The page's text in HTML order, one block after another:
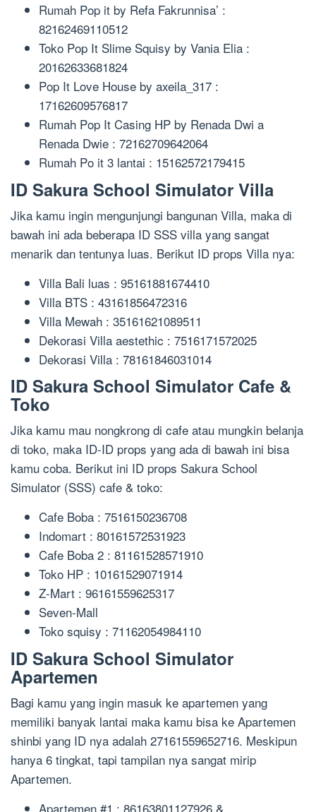
Rumah Pop it by Refa Fakrunnisa’ :
82162469110512
Toko Pop It Slime Squisy by Vania Elia :
20162633681824
Pop It Love House by axeila_317 :
17162609576817
Rumah Pop It Casing HP by Renada Dwi a
Renada Dwie : 72162709642064
Rumah Po it 3 lantai : 15162572179415
ID Sakura School Simulator Villa
Jika kamu ingin mengunjungi bangunan Villa, maka di
bawah ini ada beberapa ID SSS villa yang sangat
menarik dan tentunya luas. Berikut ID props Villa nya:
Villa Bali luas : 95161881674410
Villa BTS : 43161856472316
Villa Mewah : 35161621089511
Dekorasi Villa aestethic : 7516171572025
Dekorasi Villa : 78161846031014
ID Sakura School Simulator Cafe &
Toko
Jika kamu mau nongkrong di cafe atau mungkin belanja
di toko, maka ID-ID props yang ada di bawah ini bisa
kamu coba. Berikut ini ID props Sakura School
Simulator (SSS) cafe & toko:
Cafe Boba : 7516150236708
Indomart : 80161572531923
Cafe Boba 2 : 81161528571910
Toko HP : 10161529071914
Z-Mart : 96161559625317
Seven-Mall
Toko squisy : 71162054984110
ID Sakura School Simulator
Apartemen
Bagi kamu yang ingin masuk ke apartemen yang
memiliki banyak lantai maka kamu bisa ke Apartemen
shinbi yang ID nya adalah 27161559652716. Meskipun
hanya 6 tingkat, tapi tampilan nya sangat mirip
Apartemen.
Apartemen #1 : 86163801127926 &